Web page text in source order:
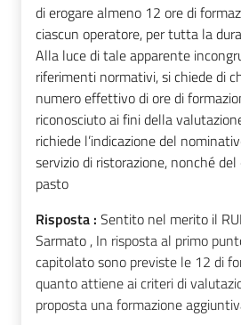
di erogare almeno 12 ore di
ciascun operatore, per tutta la
Alla luce di tale apparente
riferimenti normativi, si chiede di
numero effettivo di ore di
riconosciuto ai fini della
richiede l’indicazione del
servizio di ristorazione, nonché
pasto
Risposta : Sentito nel merito il
Sarmato , In risposta al primo
capitolato sono previste le 12 di
quanto attiene ai criteri di
proposta una formazione